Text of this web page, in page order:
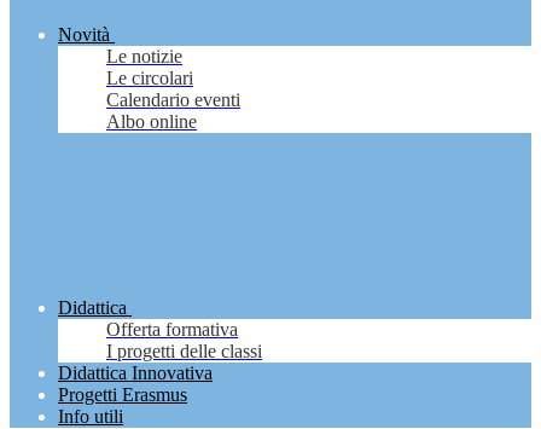
Novità
Le notizie
Le circolari
Calendario eventi
Albo online
Didattica
Offerta formativa
I progetti delle classi
Didattica Innovativa
Progetti Erasmus
Info utili